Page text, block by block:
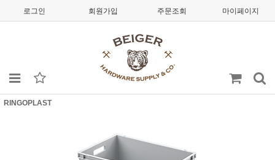
로그인 회원가입 주문조회 마이페이지
RINGOPLAST